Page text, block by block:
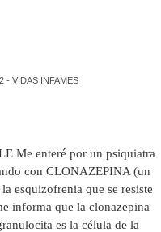
- VIDAS INFAMES
Me enteré por un psiquiatra
con CLONAZEPINA (un
esquizofrenia que se resiste
informa que la clonazepina
es la célula de la